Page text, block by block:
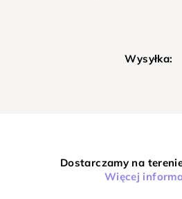
Wysyłka:
Dostarczamy na
Więcej